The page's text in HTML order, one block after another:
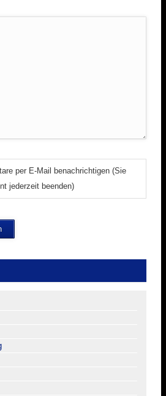
per E-Mail benachrichtigen (Sie
jederzeit beenden)